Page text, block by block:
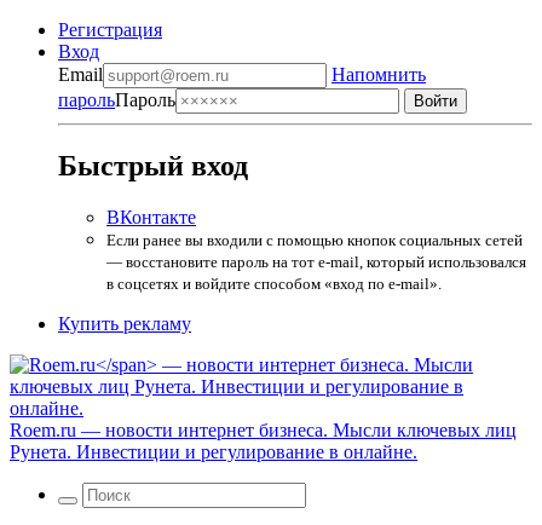
Регистрация
Вход
Email
Напомнить
парольПароль
Быстрый вход
ВКонтакте
Если ранее вы входили с помощью кнопок социальных сетей
— восстановите пароль на тот e-mail, который использовался
в соцсетях и войдите способом «вход по e-mail».
Купить рекламу
Roem.ru — новости интернет бизнеса. Мысли ключевых лиц
Рунета. Инвестиции и регулирование в онлайне.